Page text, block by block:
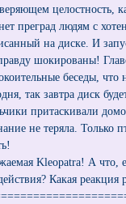
целостность,
преград людям с
на диске. И
шокированы!
беседы,
так завтра диск
притаскивали
не теряла.
Kleopatra! А что,
Какая реакция